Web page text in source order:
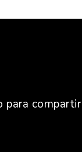
para compartir